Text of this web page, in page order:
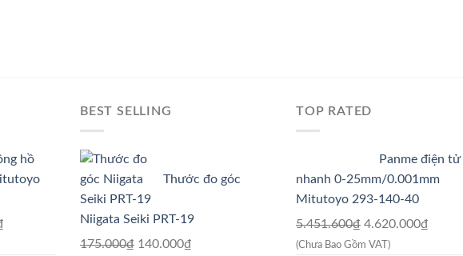
hồ
BEST SELLING
Thước đo góc
Niigata Seiki PRT-19
175.000₫ Giá
140.000₫
TOP RATED
Panme điện
nhanh 0-25mm/0.001mm
Mitutoyo 293-140-40
5.451.600₫ Giá
gốc
4.620.000₫
(Chưa Bao Gồm VAT)